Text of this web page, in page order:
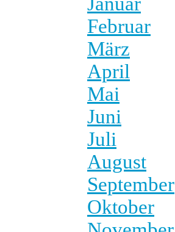
Februar
März
April
Mai
Juni
Juli
August
September
Oktober